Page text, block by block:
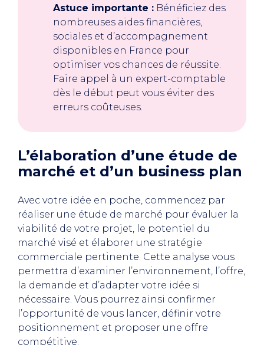
Astuce importante : Bénéficiez des
nombreuses aides financières,
sociales et d’accompagnement
disponibles en France pour
optimiser vos chances de réussite.
Faire appel à un expert-comptable
dès le début peut vous éviter des
erreurs coûteuses.
L’élaboration d’une étude de
marché et d’un business plan
Avec votre idée en poche, commencez par
réaliser une étude de marché pour évaluer la
viabilité de votre projet, le potentiel du
marché visé et élaborer une stratégie
commerciale pertinente. Cette analyse vous
permettra d’examiner l’environnement, l’offre,
la demande et d’adapter votre idée si
nécessaire. Vous pourrez ainsi confirmer
l’opportunité de vous lancer, définir votre
positionnement et proposer une offre
compétitive.